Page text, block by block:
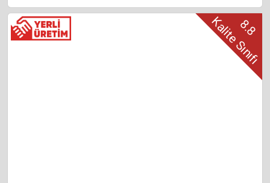
8.8
Kalite Sınıfı